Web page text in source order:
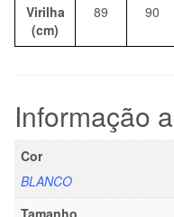
Virilha
(cm)
89 90
Informação
Cor
BLANCO
Tamanho